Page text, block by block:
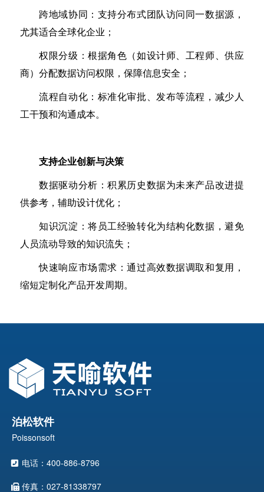
跨地域协同：支持分布式团队访问同一数据源，
尤其适合全球化企业；
权限分级：根据角色（如设计师、工程师、供应
商）分配数据访问权限，保障信息安全；
流程自动化：标准化审批、发布等流程，减少人
工干预和沟通成本。
支持企业创新与决策
数据驱动分析：积累历史数据为未来产品改进提
供参考，辅助设计优化；
知识沉淀：将员工经验转化为结构化数据，避免
人员流动导致的知识流失；
快速响应市场需求：通过高效数据调取和复用，
缩短定制化产品开发周期。
泊松软件
Poissonsoft
电话：400-886-8796
传真：027-81338797